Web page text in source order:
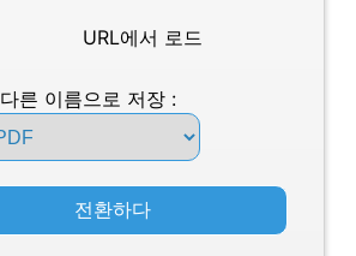
URL에서 로드
다른 이름으로 저장 :
전환하다